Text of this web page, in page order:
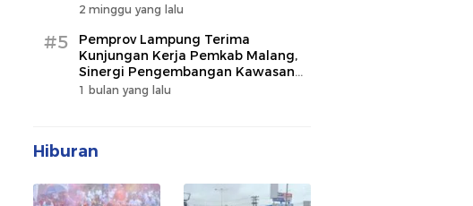
2 minggu yang lalu
#5
Pemprov Lampung Terima
Kunjungan Kerja Pemkab Malang,
Sinergi Pengembangan Kawasan
Industri dan Investasi
1 bulan yang lalu
Hiburan